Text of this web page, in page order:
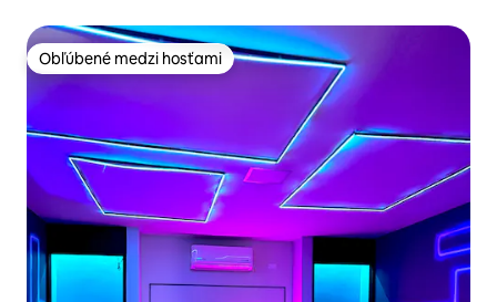
Obľúbené medzi hosťami
Obľúbené medzi hosťami